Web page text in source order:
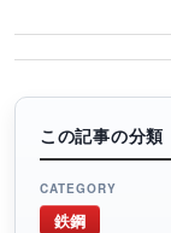
この記事の分類
CATEGORY
鉄鋼